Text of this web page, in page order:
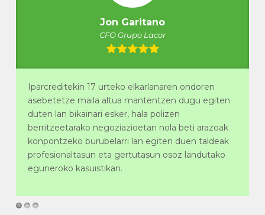
Jon Garitano
CFO Grupo Lacor
Iparcreditekin 17 urteko elkarlanaren ondoren
asebetetze maila altua mantentzen dugu egiten
duten lan bikainari esker, hala polizen
berritzeetarako negoziazioetan nola beti arazoak
konpontzeko burubelarri lan egiten duen taldeak
profesionaltasun eta gertutasun osoz landutako
eguneroko kasuistikan.